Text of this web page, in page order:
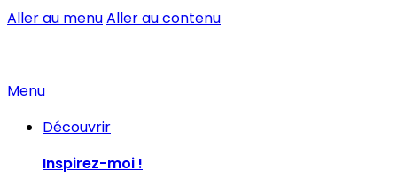
Aller au menuAller au contenu
Menu
Découvrir
Inspirez-moi !